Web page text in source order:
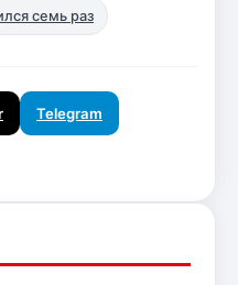
семь раз
Telegram